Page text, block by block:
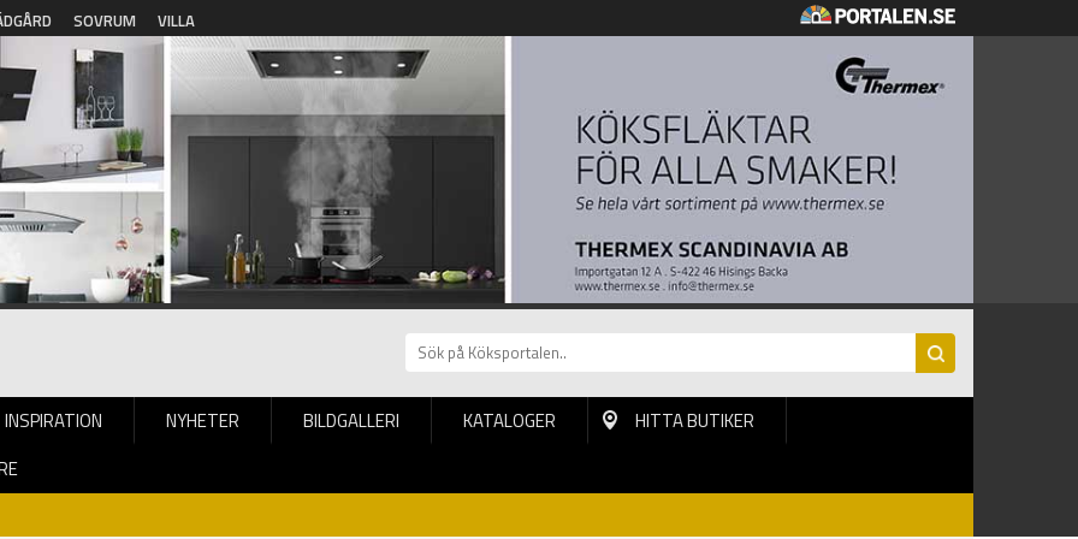
SOVRUM VILLA
INSPIRATION NYHETER BILDGALLERI KATALOGER
HITTA BUTIKER